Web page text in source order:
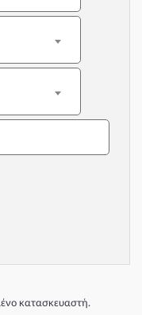
κατασκευαστή.